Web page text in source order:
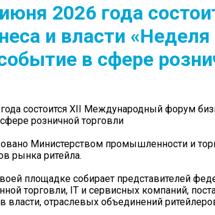
2026 года
и власти
в сфере
состоится XII Международный форум
розничной торговли
Министерством промышленности и
рынка ритейла.
площадке собирает представителей
торговли, IT и сервисных компаний,
власти, отраслевых объединений